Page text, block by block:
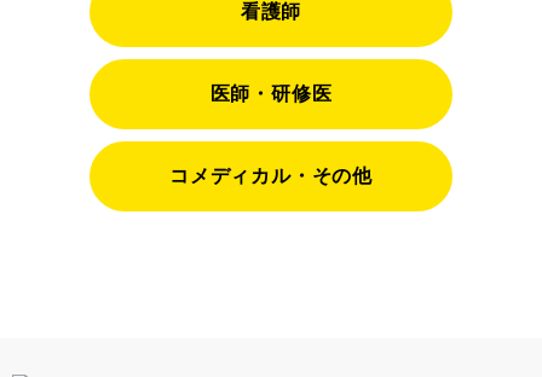
看護師
医師・研修医
コメディカル・その他